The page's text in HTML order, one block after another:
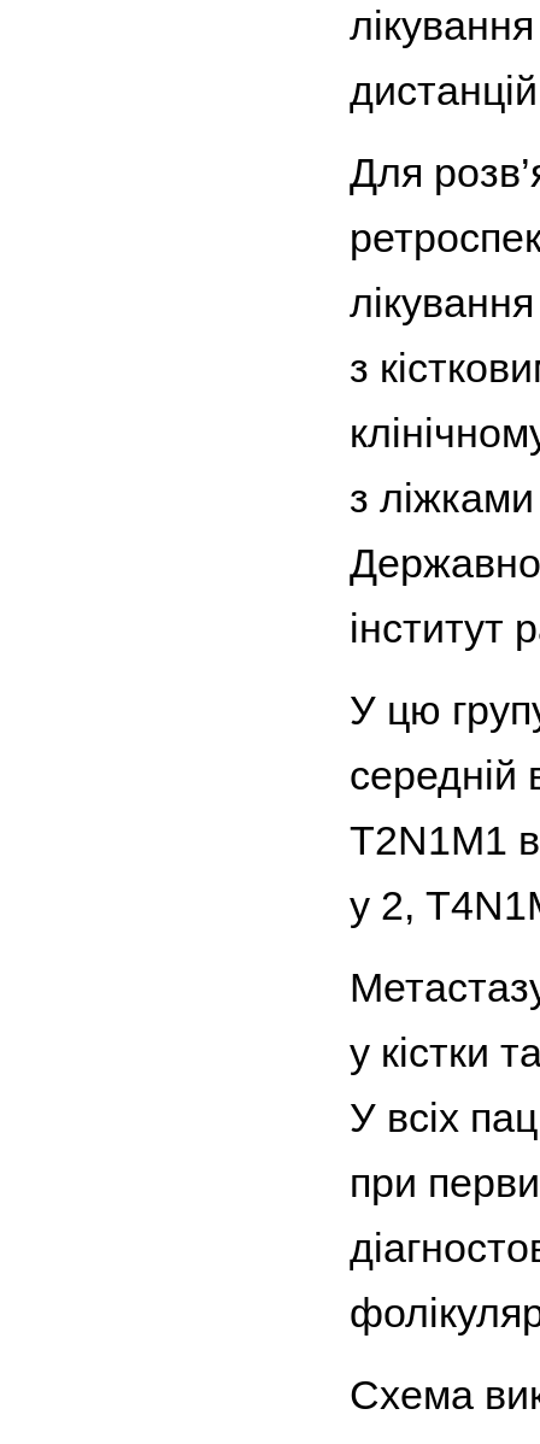
Для
з
з
інститут
У цю
середній
T2N1M1
у 2,
у кістки
У всіх
при
Схема